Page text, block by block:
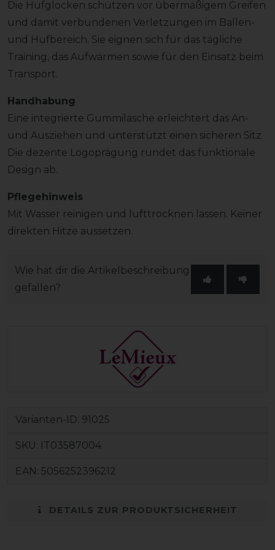
Die Hufglocken schützen vor übermäßigem Greifen
und damit verbundenen Verletzungen im Ballen-
und Hufbereich. Sie eignen sich für das tägliche
Training, das Aufwärmen sowie für den Einsatz beim
Transport.
Handhabung
Eine integrierte Gummilasche erleichtert das An-
und Ausziehen und unterstützt einen sicheren Sitz.
Die dezente Logoprägung rundet das funktionale
Design ab.
Pflegehinweis
Mit Wasser reinigen und lufttrocknen lassen. Keiner
direkten Hitze aussetzen.
Wie hat dir die Artikelbeschreibung
gefallen?
Varianten-ID: 91025
SKU: IT03587004
EAN: 5056252396212
DETAILS ZUR PRODUKTSICHERHEIT